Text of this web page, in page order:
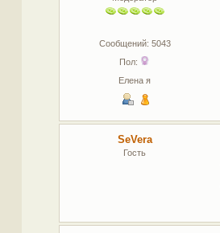
Сообщений: 5043
Пол:
Елена я
SeVera
Гость